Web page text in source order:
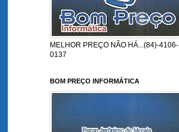
MELHOR PREÇO NÃO HÁ...(84)-4106-
0137
BOM PREÇO INFORMÁTICA